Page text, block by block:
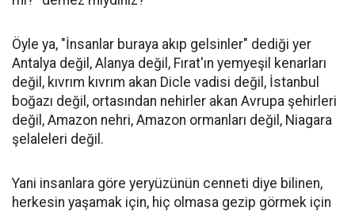
Öyle ya, "İnsanlar buraya akıp gelsinler" dediği yer
Antalya değil, Alanya değil, Fırat'ın yemyeşil kenarları
değil, kıvrım kıvrım akan Dicle vadisi değil, İstanbul
boğazı değil, ortasından nehirler akan Avrupa şehirleri
değil, Amazon nehri, Amazon ormanları değil, Niagara
şelaleleri değil.
Yani insanlara göre yeryüzünün cenneti diye bilinen,
herkesin yaşamak için, hiç olmasa gezip görmek için